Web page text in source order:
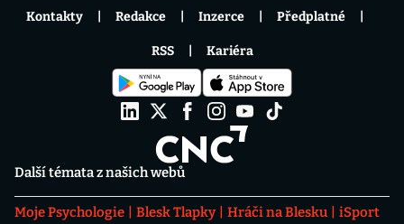
Další témata z našich webů
Moje Psychologie Blesk Tlapky Hráči na Blesku
iSport
Kontakty Redakce Inzerce Předplatné
RSS Kariéra